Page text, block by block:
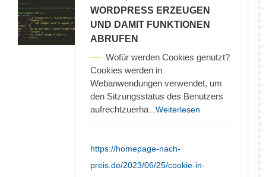
WORDPRESS ERZEUGEN
UND DAMIT FUNKTIONEN
ABRUFEN
Wofür werden Cookies genutzt?
Cookies werden in
Webanwendungen verwendet, um
den Sitzungsstatus des Benutzers
aufrechtzuerha ...Weiterlesen
https://homepage-nach-
preis.de/2023/06/25/cookie-in-